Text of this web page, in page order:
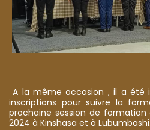
A la même occasion , il a été
inscriptions pour suivre la
prochaine session de
2024 à Kinshasa et à Lubumbashi.